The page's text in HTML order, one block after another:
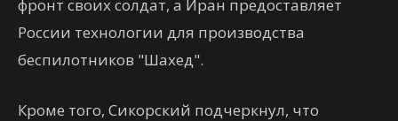
фронт своих солдат, а Иран предоставляет
России технологии для производства
беспилотников "Шахед".
Кроме того, Сикорский подчеркнул, что